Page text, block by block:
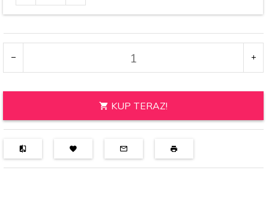
produktu
7738
KUP TERAZ!